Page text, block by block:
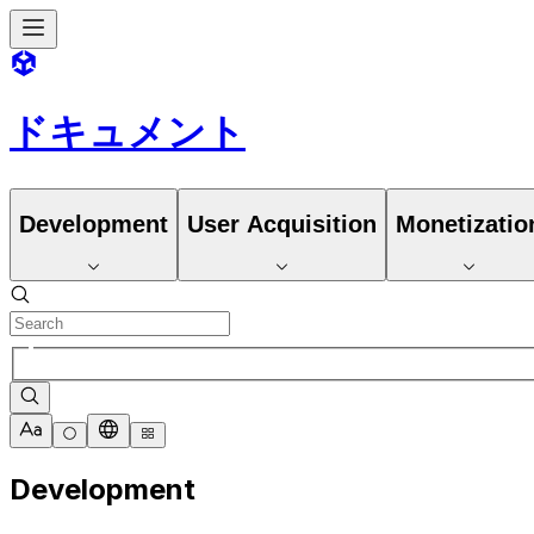
ドキュメント
Development User Acquisition
Development